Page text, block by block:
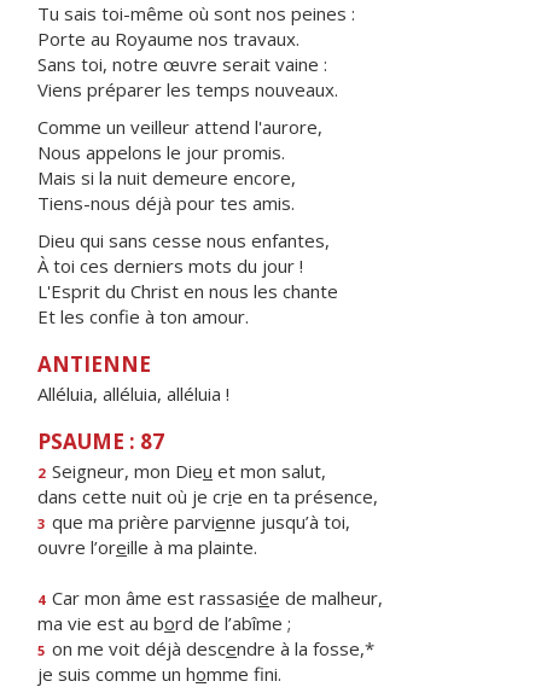
Tu sais toi-même où sont nos peines :
Porte au Royaume nos travaux.
Sans toi, notre œuvre serait vaine :
Viens préparer les temps nouveaux.
Comme un veilleur attend l'aurore,
Nous appelons le jour promis.
Mais si la nuit demeure encore,
Tiens-nous déjà pour tes amis.
Dieu qui sans cesse nous enfantes,
À toi ces derniers mots du jour !
L'Esprit du Christ en nous les chante
Et les confie à ton amour.
ANTIENNE
Alléluia, alléluia, alléluia !
PSAUME : 87
2 Seigneur, mon Dieu et mon salut,
dans cette nuit où je crie en ta présence,
3 que ma prière parvienne jusqu’à toi,
ouvre l’oreille à ma plainte.
4 Car mon âme est rassasiée de malheur,
ma vie est au bord de l’abîme ;
5 on me voit déjà descendre à la fosse,*
je suis comme un homme fini.